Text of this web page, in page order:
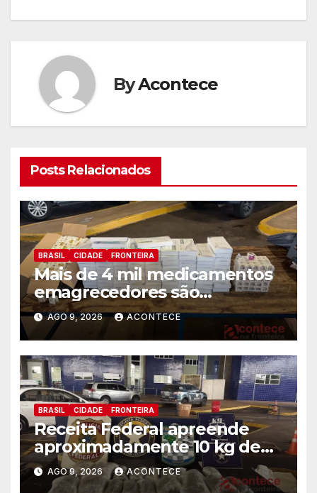
ByAcontece
Posts Relacionados
BRASIL CIDADE FRONTEIRA
Mais de 4 mil medicamentos
emagrecedores são
apreendidos pela Receita
Federal
AGO 9, 2026 ACONTECE
BRASIL CIDADE FRONTEIRA
Receita Federal apreende
aproximadamente 10 kg de
substância análoga ao
capulho
AGO 9, 2026 ACONTECE